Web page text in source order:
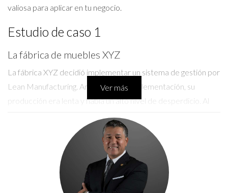
valiosa para aplicar en tu negocio.
Estudio de caso 1
La fábrica de muebles XYZ
La fábrica XYZ decidió implementar un sistema de gestión por
Lean Manufacturing. Antes de esta implementación, su
producción era lenta y había un alto nivel de desperdicio. Al
lograron aumentar su capacidad productiva en un 30% en seis
Si estás interesado en aprender más sobre Lean
Manufacturing, ¡no dudes en contactarme!
Ver más